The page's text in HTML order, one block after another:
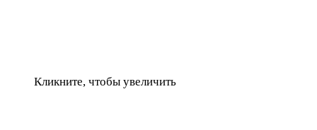
Кликните, чтобы увеличить